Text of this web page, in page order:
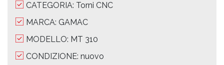
CATEGORIA: Torni CNC
MARCA: GAMAC
MODELLO: MT 310
CONDIZIONE: nuovo